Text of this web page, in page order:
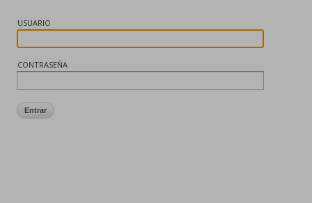
USUARIO
CONTRASEÑA
Entrar